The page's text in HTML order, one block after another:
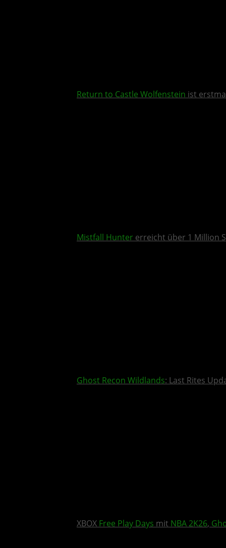
Return to Castle Wolfenstein ist
Mistfall Hunter erreicht über 1 Million
Ghost Recon Wildlands: Last Rites
XBOX Free Play Days mit NBA 2K26,